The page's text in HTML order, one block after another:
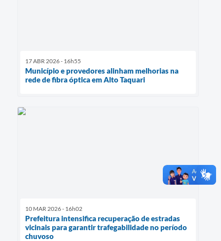
17 ABR 2026 - 16h55
Município e provedores alinham melhorias na
rede de fibra óptica em Alto Taquari
10 MAR 2026 - 16h02
Prefeitura intensifica recuperação de estradas
vicinais para garantir trafegabilidade no período
chuvoso